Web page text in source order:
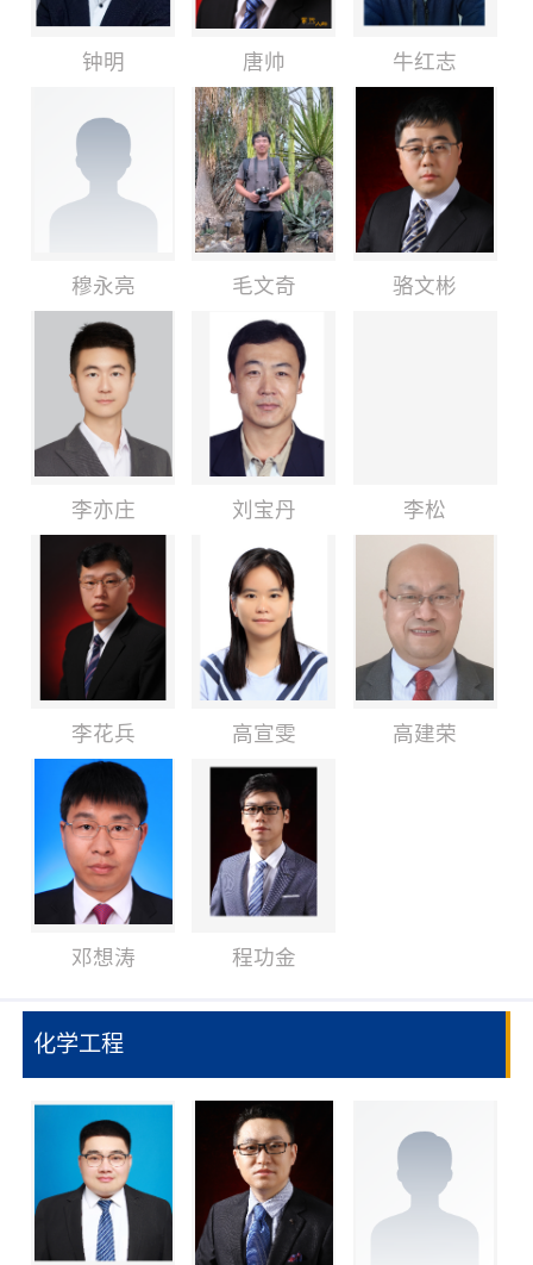
钟明 唐帅 牛红志
穆永亮 毛文奇 骆文彬
李亦庄 刘宝丹 李松
李花兵 高宣雯 高建荣
邓想涛 程功金
化学工程